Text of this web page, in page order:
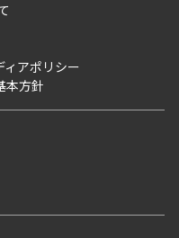
取り扱い物件入居申込
ィアポリシー
本方針